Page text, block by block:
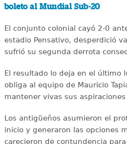
boleto al Mundial Sub-20
El conjunto colonial cayó 2-0
estadio Pensativo, desperdició
sufrió su segunda derrota
El resultado lo deja en el último
obliga al equipo de Mauricio
mantener vivas sus
Los antigüeños asumieron el
inicio y generaron las opciones
carecieron de contundencia